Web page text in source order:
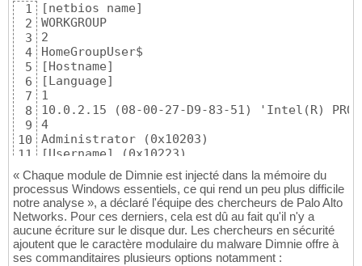
1
2
3
4
5
6
7
8
9
10
11
12
13
[netbios name]
WORKGROUP
2
HomeGroupUser$
[Hostname]
[Language]
1
10.0.2.15 (08-00-27-D9-83-51) 'Intel(R) PRO/1000
4
Administrator (0x10203)
[Username] (0x10223)
HomeGroupUser$ (0x10201)
[Hostname] (0x10221)
« Chaque module de Dimnie est injecté dans la mémoire du
processus Windows essentiels, ce qui rend un peu plus difficile
notre analyse », a déclaré l'équipe des chercheurs de Palo Alto
Networks. Pour ces derniers, cela est dû au fait qu'il n'y a
aucune écriture sur le disque dur. Les chercheurs en sécurité
ajoutent que le caractère modulaire du malware Dimnie offre à
ses commanditaires plusieurs options notamment :